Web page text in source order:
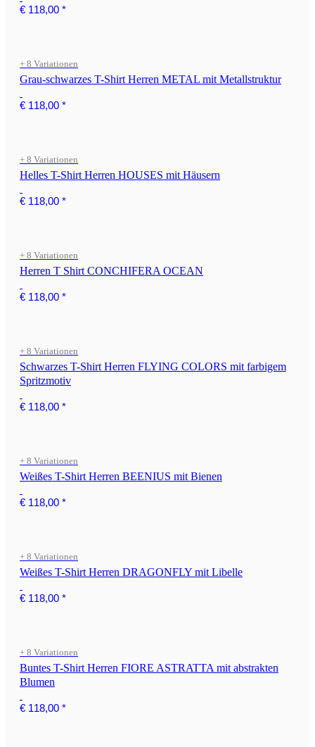
€ 118,00 *
+ 8 Variationen
Grau-schwarzes T-Shirt Herren METAL mit Metallstruktur
€ 118,00 *
+ 8 Variationen
Helles T-Shirt Herren HOUSES mit Häusern
€ 118,00 *
+ 8 Variationen
Herren T Shirt CONCHIFERA OCEAN
€ 118,00 *
+ 8 Variationen
Schwarzes T-Shirt Herren FLYING COLORS mit farbigem
Spritzmotiv
€ 118,00 *
+ 8 Variationen
Weißes T-Shirt Herren BEENIUS mit Bienen
€ 118,00 *
+ 8 Variationen
Weißes T-Shirt Herren DRAGONFLY mit Libelle
€ 118,00 *
+ 8 Variationen
Buntes T-Shirt Herren FIORE ASTRATTA mit abstrakten
Blumen
€ 118,00 *